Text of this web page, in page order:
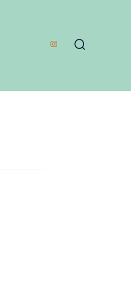
Open